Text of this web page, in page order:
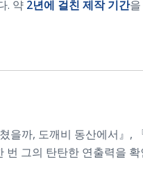
. 약 2년에 걸친 제작 기간
을까, 도깨비 동산에서』,
그의 탄탄한 연출력을